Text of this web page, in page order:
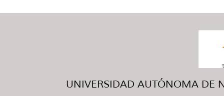
UNIVERSIDAD AUTÓNOMA DE